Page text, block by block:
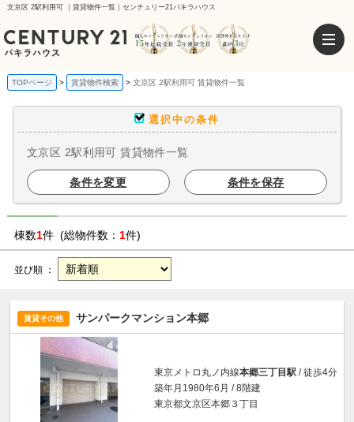
文京区 2駅利用可 ｜賃貸物件一覧｜センチュリー21パキラハウス
TOPページ 賃貸物件検索 文京区 2駅利用可 賃貸物件一覧
選択中の条件
文京区 2駅利用可 賃貸物件一覧
条件を変更 条件を保存
棟数1件 (総物件数： 1件)
並び順 ：
賃貸その他 サンパークマンション本郷
東京メトロ丸ノ内線本郷三丁目駅 / 徒歩4分
築年月1980年6月 / 8階建
東京都文京区本郷３丁目